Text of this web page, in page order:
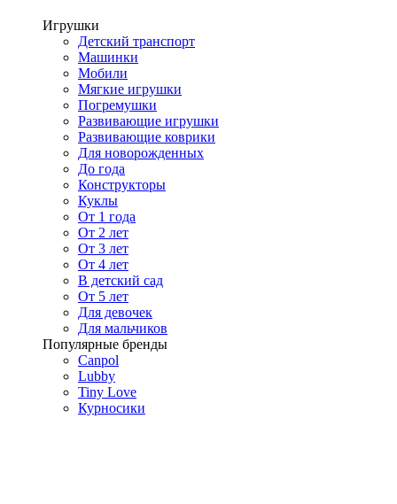
Игрушки
Детский транспорт
Машинки
Мобили
Мягкие игрушки
Погремушки
Развивающие игрушки
Развивающие коврики
Для новорожденных
До года
Конструкторы
Куклы
От 1 года
От 2 лет
От 3 лет
От 4 лет
В детский сад
От 5 лет
Для девочек
Для мальчиков
Популярные бренды
Canpol
Lubby
Tiny Love
Курносики